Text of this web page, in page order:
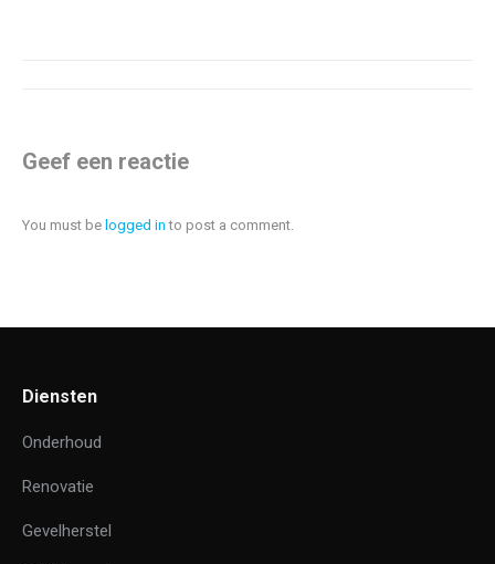
Geef een reactie
You must be logged in to post a comment.
Diensten
Onderhoud
Renovatie
Gevelherstel